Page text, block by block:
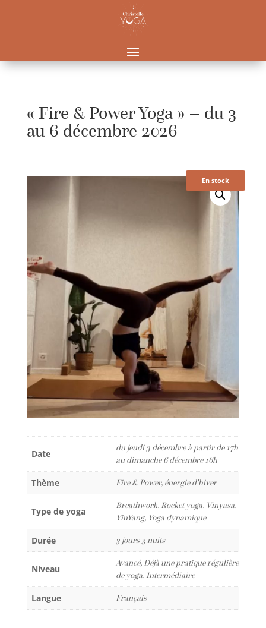
« Fire & Power Yoga » – du 3
au 6 décembre 2026
En stock
Date
du jeudi 3 décembre à partir de 17h
au dimanche 6 décembre 16h
Thème Fire & Power, énergie d'hiver
Type de yoga
Breathwork, Rocket yoga, Vinyasa,
YinYang, Yoga dynamique
Durée 3 jours 3 nuits
Niveau
Avancé, Déjà une pratique régulière
de yoga, Intermédiaire
Langue Français